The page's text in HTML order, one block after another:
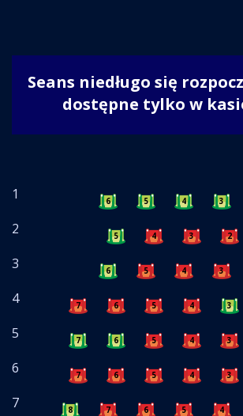
Seans niedługo się rozpocznie, bilety
dostępne tylko w
1 6 5 4 3
2 5 4 3 2
3 6 5 4 3
4 7 6 5 4 3
5 7 6 5 4 3
6 7 6 5 4 3
7 8 7 6 5 4